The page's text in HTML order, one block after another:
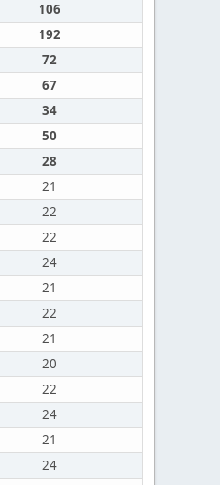
106
192
72
67
34
50
28
21
22
22
24
21
22
21
20
22
24
21
24